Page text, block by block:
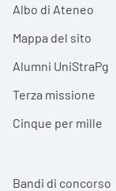
Albo di Ateneo
Mappa del sito
Alumni UniStraPg
Terza missione
Cinque per mille
Bandi di concorso